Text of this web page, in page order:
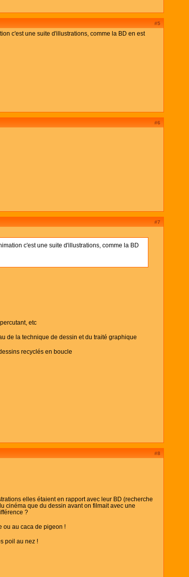
#5
c'est une suite d'illustrations, comme la BD en est
#6
#7
c'est une suite d'illustrations, comme la BD
etc
de la technique de dessin et du traité graphique
recyclés en boucle
#8
elles étaient en rapport avec leur BD (recherche
cinéma que du dessin avant on filmait avec une
?
ou au caca de pigeon !
poil au nez !